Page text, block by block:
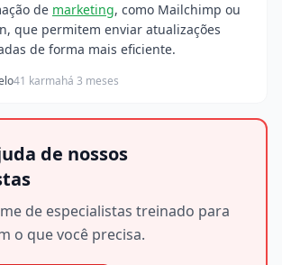
de marketing, como Mailchimp ou
que permitem enviar atualizações
de forma mais eficiente.
41 karmahá 3 meses
de nossos
de especialistas treinado para
o que você precisa.